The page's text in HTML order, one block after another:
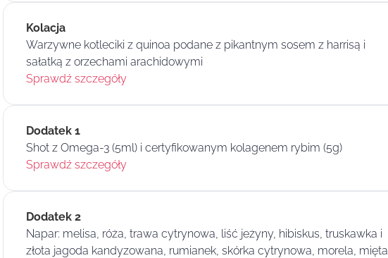
Kolacja
Warzywne kotleciki z quinoa podane z pikantnym sosem z harrisą i
sałatką z orzechami arachidowymi
Sprawdź szczegóły
Dodatek 1
Shot z Omega-3 (5ml) i certyfikowanym kolagenem rybim (5g)
Sprawdź szczegóły
Dodatek 2
Napar: melisa, róża, trawa cytrynowa, liść jeżyny, hibiskus, truskawka i
złota jagoda kandyzowana, rumianek, skórka cytrynowa, morela, mięta